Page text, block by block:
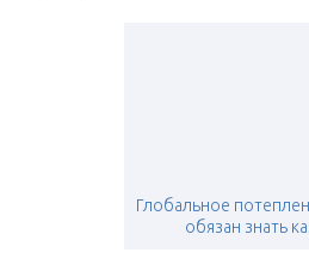
Глобальное
обязан знать